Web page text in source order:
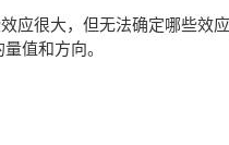
应很大，但无法确定哪些效
值和方向。